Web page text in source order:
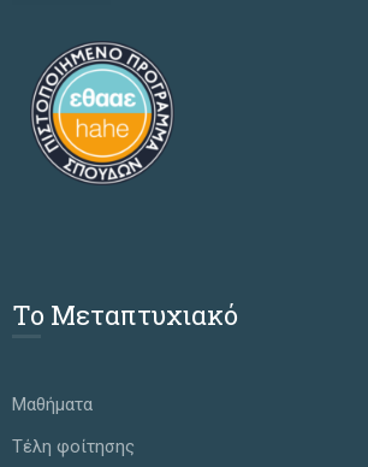
Το Μεταπτυχιακό
Μαθήματα
Τέλη φοίτησης